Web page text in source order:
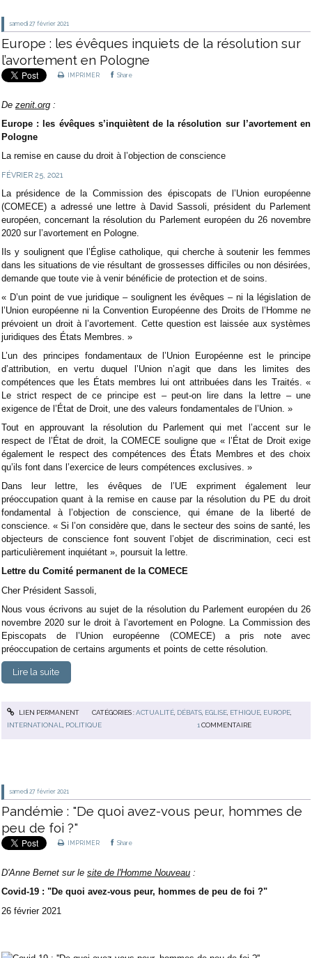
samedi 27 février 2021
Europe : les évêques inquiets de la résolution sur
l’avortement en Pologne
IMPRIMER Share
De zenit.org :
Europe : les évêques s’inquiètent de la résolution sur l’avortement en
Pologne
La remise en cause du droit à l’objection de conscience
FÉVRIER 25, 2021
La présidence de la Commission des épiscopats de l’Union européenne
(COMECE) a adressé une lettre à David Sassoli, président du Parlement
européen, concernant la résolution du Parlement européen du 26 novembre
2020 sur l’avortement en Pologne.
Ils y soulignent que l’Église catholique, qui cherche à soutenir les femmes
dans les situations de vie résultant de grossesses difficiles ou non désirées,
demande que toute vie à venir bénéficie de protection et de soins.
« D’un point de vue juridique – soulignent les évêques – ni la législation de
l’Union européenne ni la Convention Européenne des Droits de l’Homme ne
prévoient un droit à l’avortement. Cette question est laissée aux systèmes
juridiques des États Membres. »
L’un des principes fondamentaux de l’Union Européenne est le principe
d’attribution, en vertu duquel l’Union n’agit que dans les limites des
compétences que les États membres lui ont attribuées dans les Traités. «
Le strict respect de ce principe est – peut-on lire dans la lettre – une
exigence de l’État de Droit, une des valeurs fondamentales de l’Union. »
Tout en approuvant la résolution du Parlement qui met l’accent sur le
respect de l’État de droit, la COMECE souligne que « l’État de Droit exige
également le respect des compétences des États Membres et des choix
qu’ils font dans l’exercice de leurs compétences exclusives. »
Dans leur lettre, les évêques de l’UE expriment également leur
préoccupation quant à la remise en cause par la résolution du PE du droit
fondamental à l’objection de conscience, qui émane de la liberté de
conscience. « Si l’on considère que, dans le secteur des soins de santé, les
objecteurs de conscience font souvent l’objet de discrimination, ceci est
particulièrement inquiétant », poursuit la lettre.
Lettre du Comité permanent de la COMECE
Cher Président Sassoli,
Nous vous écrivons au sujet de la résolution du Parlement européen du 26
novembre 2020 sur le droit à l’avortement en Pologne. La Commission des
Episcopats de l’Union européenne (COMECE) a pris note avec
préoccupation de certains arguments et points de cette résolution.
Lire la suite
LIEN PERMANENT CATÉGORIES :ACTUALITÉ, DÉBATS, EGLISE, ETHIQUE, EUROPE,
INTERNATIONAL, POLITIQUE 1 COMMENTAIRE
samedi 27 février 2021
Pandémie : "De quoi avez-vous peur, hommes de
peu de foi ?"
IMPRIMER Share
D'Anne Bernet sur le site de l'Homme Nouveau :
Covid-19 : "De quoi avez-vous peur, hommes de peu de foi ?"
26 février 2021